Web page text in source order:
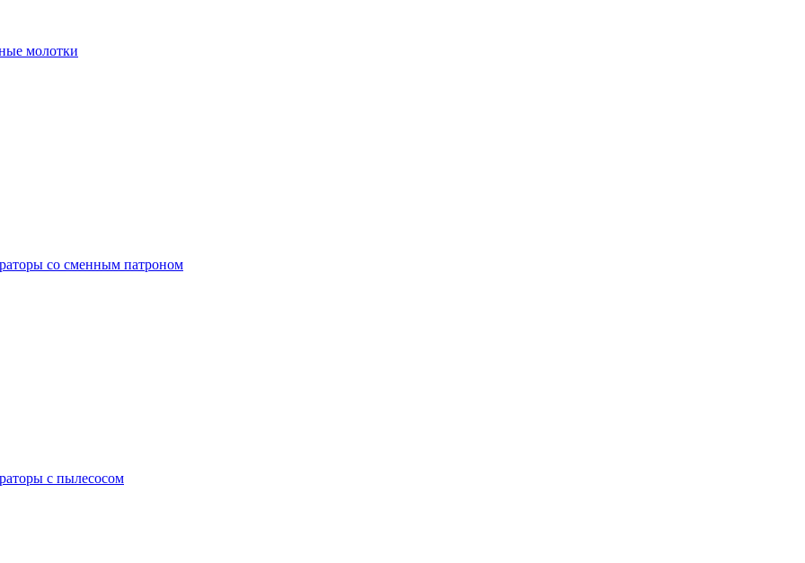
молотки
со сменным патроном
с пылесосом